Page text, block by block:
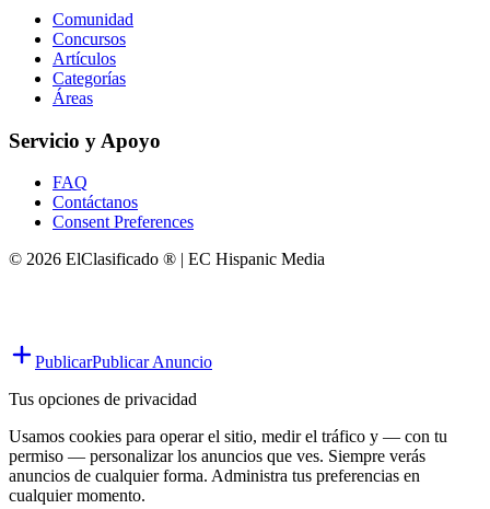
Comunidad
Concursos
Artículos
Categorías
Áreas
Servicio y Apoyo
FAQ
Contáctanos
Consent Preferences
© 2026 ElClasificado ® | EC Hispanic Media
PublicarPublicar Anuncio
Tus opciones de privacidad
Usamos cookies para operar el sitio, medir el tráfico y — con tu
permiso — personalizar los anuncios que ves. Siempre verás
anuncios de cualquier forma. Administra tus preferencias en
cualquier momento.